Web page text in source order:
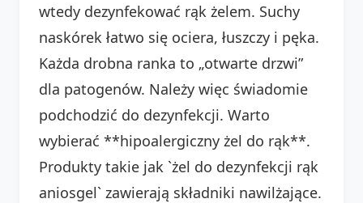
wtedy dezynfekować rąk żelem. Suchy
naskórek łatwo się ociera, łuszczy i pęka.
Każda drobna ranka to „otwarte drzwi”
dla patogenów. Należy więc świadomie
podchodzić do dezynfekcji. Warto
wybierać **hipoalergiczny żel do rąk**.
Produkty takie jak `żel do dezynfekcji rąk
aniosgel` zawierają składniki nawilżające.